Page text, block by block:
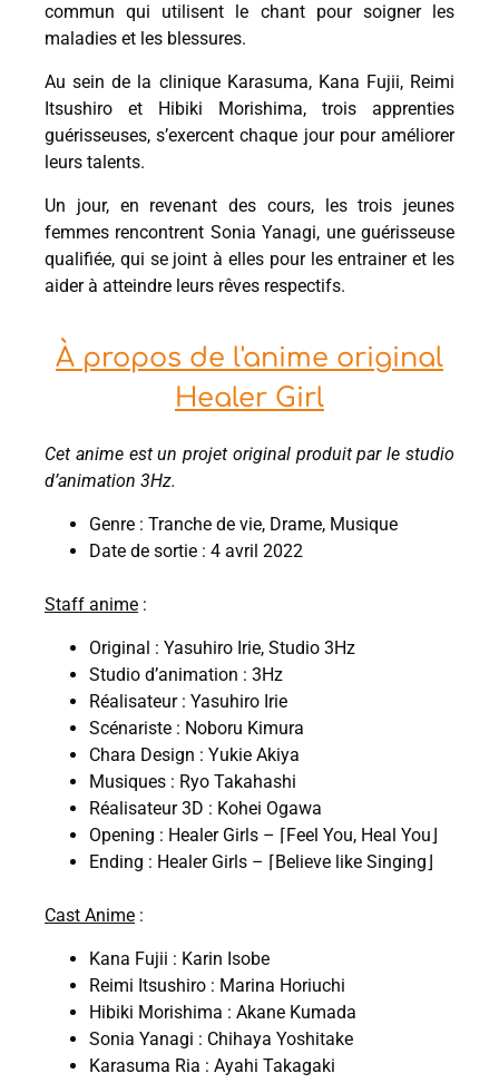
commun qui utilisent le chant pour soigner les
maladies et les blessures.
Au sein de la clinique Karasuma, Kana Fujii, Reimi
Itsushiro et Hibiki Morishima, trois apprenties
guérisseuses, s’exercent chaque jour pour améliorer
leurs talents.
Un jour, en revenant des cours, les trois jeunes
femmes rencontrent Sonia Yanagi, une guérisseuse
qualifiée, qui se joint à elles pour les entrainer et les
aider à atteindre leurs rêves respectifs.
À propos de l'anime original
Healer Girl
Cet anime est un projet original produit par le studio
d’animation 3Hz.
Genre : Tranche de vie, Drame, Musique
Date de sortie : 4 avril 2022
Staff anime :
Original : Yasuhiro Irie, Studio 3Hz
Studio d’animation : 3Hz
Réalisateur : Yasuhiro Irie
Scénariste : Noboru Kimura
Chara Design : Yukie Akiya
Musiques : Ryo Takahashi
Réalisateur 3D : Kohei Ogawa
Opening : Healer Girls – ⌈Feel You, Heal You⌋
Ending : Healer Girls – ⌈Believe like Singing⌋
Cast Anime :
Kana Fujii : Karin Isobe
Reimi Itsushiro : Marina Horiuchi
Hibiki Morishima : Akane Kumada
Sonia Yanagi : Chihaya Yoshitake
Karasuma Ria : Ayahi Takagaki